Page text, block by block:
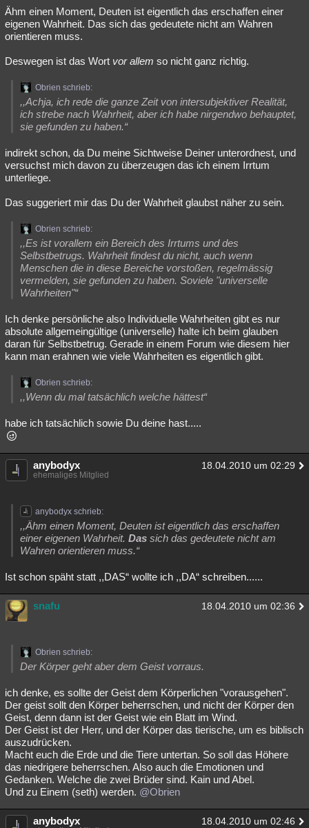
Ähm einen Moment, Deuten ist eigentlich das erschaffen einer
eigenen Wahrheit. Das sich das gedeutete nicht am Wahren
orientieren muss.
Deswegen ist das Wort vor allem so nicht ganz richtig.
Obrien schrieb:
,,Achja, ich rede die ganze Zeit von intersubjektiver Realität,
ich strebe nach Wahrheit, aber ich habe nirgendwo behauptet,
sie gefunden zu haben.“
indirekt schon, da Du meine Sichtweise Deiner unterordnest, und
versuchst mich davon zu überzeugen das ich einem Irrtum
unterliege.
Das suggeriert mir das Du der Wahrheit glaubst näher zu sein.
Obrien schrieb:
,,Es ist vorallem ein Bereich des Irrtums und des
Selbstbetrugs. Wahrheit findest du nicht, auch wenn
Menschen die in diese Bereiche vorstoßen, regelmässig
vermelden, sie gefunden zu haben. Soviele "universelle
Wahrheiten"“
Ich denke persönliche also Individuelle Wahrheiten gibt es nur
absolute allgemeingültige (universelle) halte ich beim glauben
daran für Selbstbetrug. Gerade in einem Forum wie diesem hier
kann man erahnen wie viele Wahrheiten es eigentlich gibt.
Obrien schrieb:
,,Wenn du mal tatsächlich welche hättest“
habe ich tatsächlich sowie Du deine hast.....
anybodyx 18.04.2010 um 02:29
ehemaliges Mitglied
anybodyx schrieb:
,,Ähm einen Moment, Deuten ist eigentlich das erschaffen
einer eigenen Wahrheit. Das sich das gedeutete nicht am
Wahren orientieren muss.“
Ist schon späht statt ,,DAS“ wollte ich ,,DA“ schreiben......
snafu 18.04.2010 um 02:36
Obrien schrieb:
Der Körper geht aber dem Geist vorraus.
ich denke, es sollte der Geist dem Körperlichen "vorausgehen".
Der geist sollt den Körper beherrschen, und nicht der Körper den
Geist, denn dann ist der Geist wie ein Blatt im Wind.
Der Geist ist der Herr, und der Körper das tierische, um es biblisch
auszudrücken.
Macht euch die Erde und die Tiere untertan. So soll das Höhere
das niedrigere beherrschen. Also auch die Emotionen und
Gedanken. Welche die zwei Brüder sind. Kain und Abel.
Und zu Einem (seth) werden. @Obrien
anybodyx 18.04.2010 um 02:46